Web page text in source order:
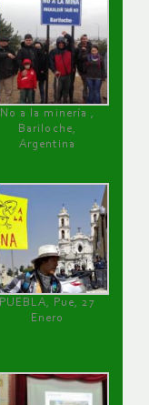
No a la minería ,
Bariloche,
Argentina
PUEBLA, Pue, 27
Enero